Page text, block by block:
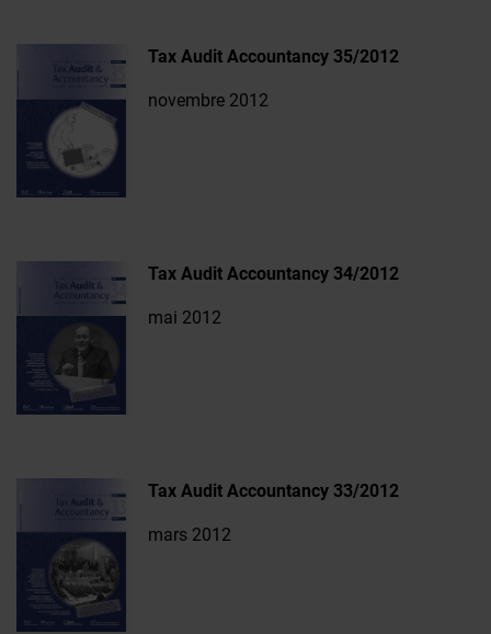
Tax Audit Accountancy 35/2012
novembre 2012
Tax Audit Accountancy 34/2012
mai 2012
Tax Audit Accountancy 33/2012
mars 2012